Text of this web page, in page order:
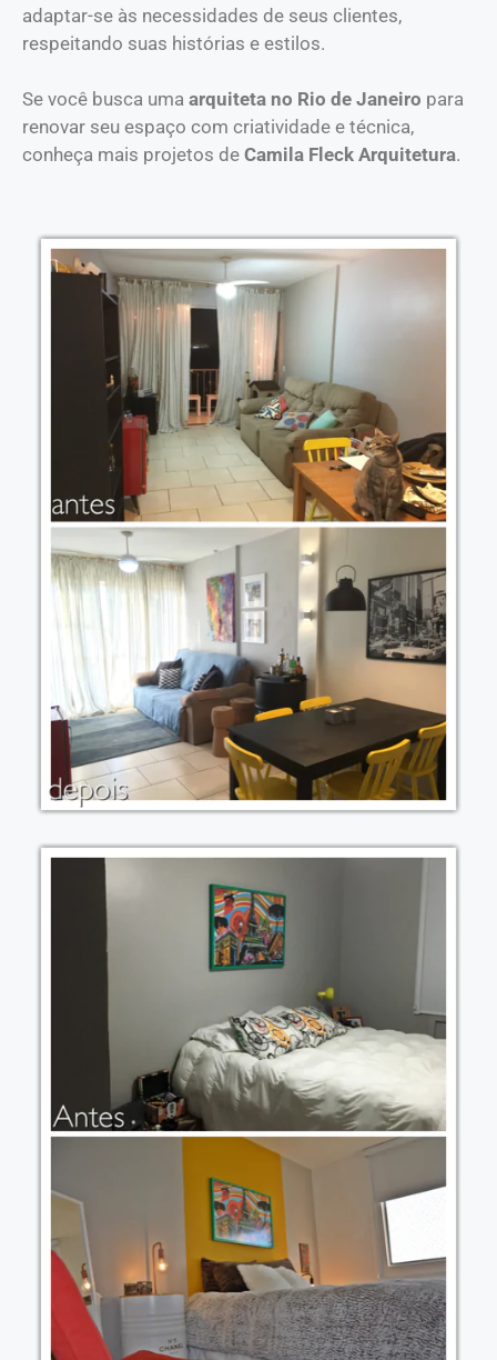
adaptar-se às necessidades de seus clientes,
respeitando suas histórias e estilos.
Se você busca uma arquiteta no Rio de Janeiro para
renovar seu espaço com criatividade e técnica,
conheça mais projetos de Camila Fleck Arquitetura.